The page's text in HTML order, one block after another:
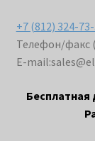
+7 (812) 324-
Телефон/факс
E-mail:
Бесплатная